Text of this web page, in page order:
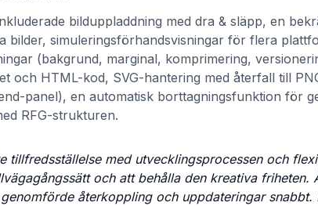
bilduppladdning med dra & släpp, en
bilder, simuleringsförhandsvisningar för flera
(bakgrund, marginal, komprimering,
och HTML-kod, SVG-hantering med återfall till
panel), en automatisk borttagningsfunktion för
RFG-strukturen.
tillfredsställelse med utvecklingsprocessen och
och att behålla den kreativa
återkoppling och uppdateringar